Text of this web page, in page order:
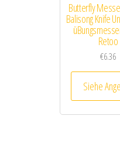
Butterfly
Balisong Knife
Retoo
€6.36
Siehe